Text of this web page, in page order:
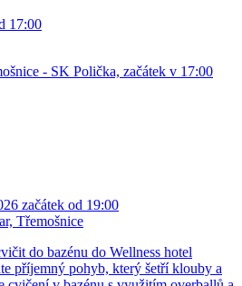
17:00
- SK Polička, začátek v 17:00
začátek od 19:00
Třemošnice
do bazénu do Wellness hotel
příjemný pohyb, který šetří klouby a